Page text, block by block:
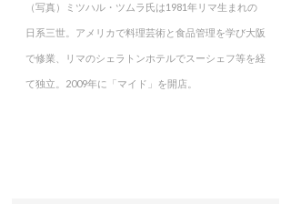
（写真）ミツハル・ツムラ氏は1981年リマ生まれの
日系三世。アメリカで料理芸術と食品管理を学び大阪
で修業、リマのシェラトンホテルでスーシェフ等を経
て独立。2009年に「マイド」を開店。